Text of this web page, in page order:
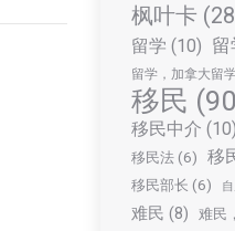
枫叶卡
留学 (10) 留
留学，加拿大留
移民
移民中介 (10)
移民法 (6) 移
移民部长 (6)
难民 (8) 难民